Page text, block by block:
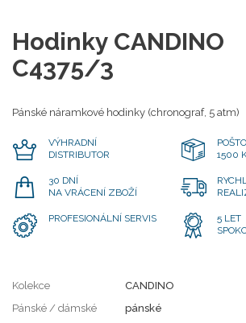
Hodinky CANDINO
C4375/3
Pánské náramkové hodinky (chronograf, 5 atm)
VÝHRADNÍ
DISTRIBUTOR
1500
30 DNÍ
NA VRÁCENÍ ZBOŽÍ
PROFESIONÁLNÍ SERVIS
5 LET
Kolekce
CANDINO
Pánské / dámské
pánské